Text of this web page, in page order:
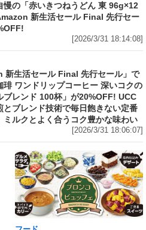
慢の「赤いきつねうどん 東 96g×12
新生活セール Final 先行セー
[2026/3/31 18:14:08]
新生活セール Final 先行セール」で
琲 ワンドリップコーヒー 深いコクの
ブレンド 100杯」が20%OFF! UCC
とブレンド技術で毎日飽きない定番
ミルクとよく合うコク豊かな味わい
[2026/3/31 18:06:07]